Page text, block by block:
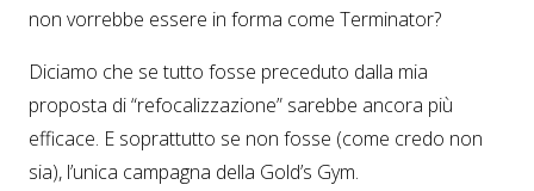
non vorrebbe essere in forma come Terminator?
Diciamo che se tutto fosse preceduto dalla mia
proposta di “refocalizzazione” sarebbe ancora più
efficace. E soprattutto se non fosse (come credo non
sia), l’unica campagna della Gold’s Gym.